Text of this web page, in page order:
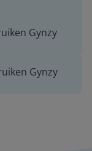
Gynzy
Gynzy